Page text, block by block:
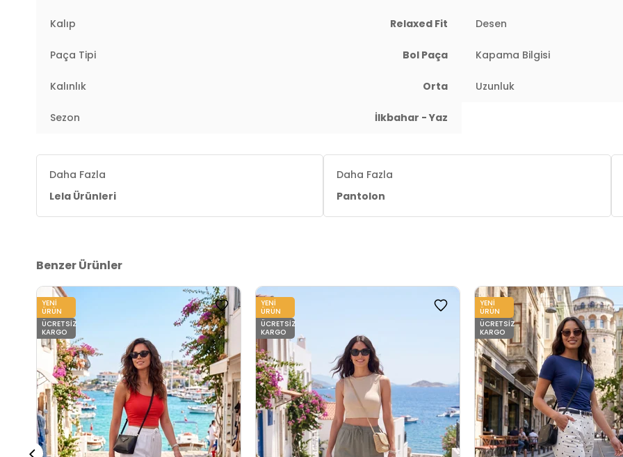
Kalıp Relaxed Fit Desen
Paça Tipi Bol Paça Kapama Bilgisi
Kalınlık Orta Uzunluk
Sezon İlkbahar - Yaz
Daha Fazla
Lela Ürünleri
Daha Fazla
Pantolon
Benzer Ürünler
YENI
ÜRÜN
ÜCRETSIZ
KARGO
YENI
ÜRÜN
ÜCRETSIZ
KARGO
YENI
ÜRÜN
ÜCRETSIZ
KARGO